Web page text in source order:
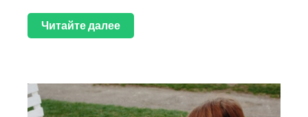
Читайте далее